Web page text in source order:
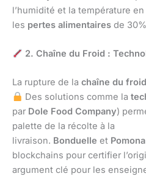
l’humidité et la température
les pertes alimentaires de
2. Chaîne du Froid :
La rupture de la chaîne du froid
Des solutions comme la
par Dole Food Company)
palette de la récolte à la
livraison. Bonduelle et Pomona
blockchains pour certifier
argument clé pour les